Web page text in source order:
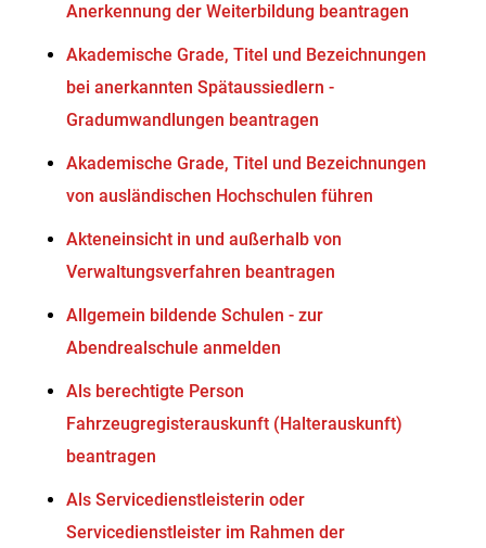
Anerkennung der Weiterbildung beantragen
Akademische Grade, Titel und Bezeichnungen
bei anerkannten Spätaussiedlern -
Gradumwandlungen beantragen
Akademische Grade, Titel und Bezeichnungen
von ausländischen Hochschulen führen
Akteneinsicht in und außerhalb von
Verwaltungsverfahren beantragen
Allgemein bildende Schulen - zur
Abendrealschule anmelden
Als berechtigte Person
Fahrzeugregisterauskunft (Halterauskunft)
beantragen
Als Servicedienstleisterin oder
Servicedienstleister im Rahmen der